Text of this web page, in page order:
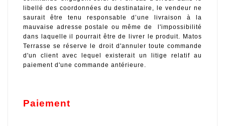
libellé des coordonnées du destinataire, le vendeur ne
saurait être tenu responsable d’une livraison à la
mauvaise adresse postale ou même de  l'impossibilité
dans laquelle il pourrait être de livrer le produit. Matos
Terrasse se réserve le droit d'annuler toute commande
d'un client avec lequel existerait un litige relatif au
paiement d'une commande antérieure.
Paiement